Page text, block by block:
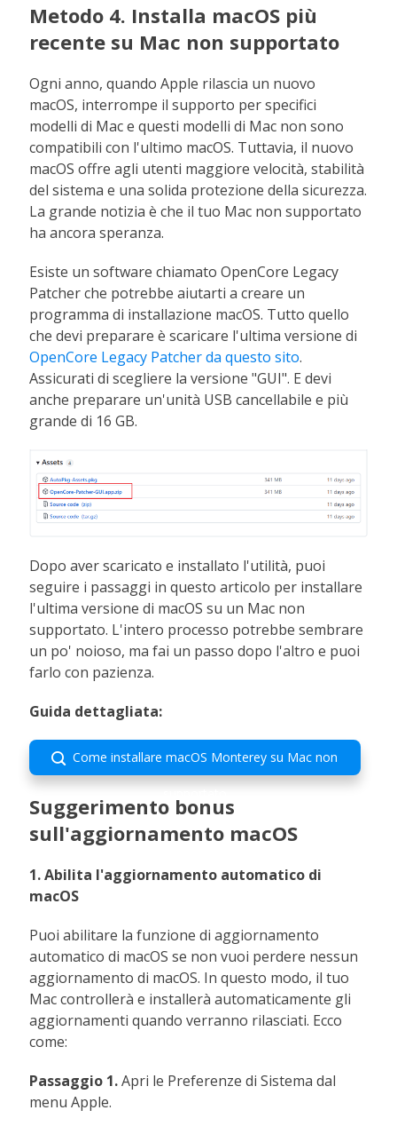
Metodo 4. Installa macOS più
recente su Mac non supportato
Ogni anno, quando Apple rilascia un nuovo
macOS, interrompe il supporto per specifici
modelli di Mac e questi modelli di Mac non sono
compatibili con l'ultimo macOS. Tuttavia, il nuovo
macOS offre agli utenti maggiore velocità, stabilità
del sistema e una solida protezione della sicurezza.
La grande notizia è che il tuo Mac non supportato
ha ancora speranza.
Esiste un software chiamato OpenCore Legacy
Patcher che potrebbe aiutarti a creare un
programma di installazione macOS. Tutto quello
che devi preparare è scaricare l'ultima versione di
OpenCore Legacy Patcher da questo sito.
Assicurati di scegliere la versione "GUI". E devi
anche preparare un'unità USB cancellabile e più
grande di 16 GB.
Dopo aver scaricato e installato l'utilità, puoi
seguire i passaggi in questo articolo per installare
l'ultima versione di macOS su un Mac non
supportato. L'intero processo potrebbe sembrare
un po' noioso, ma fai un passo dopo l'altro e puoi
farlo con pazienza.
Guida dettagliata:
 Come installare macOS Monterey su Mac non
Suggerimento bonus
sull'aggiornamento macOS
1. Abilita l'aggiornamento automatico di
macOS
Puoi abilitare la funzione di aggiornamento
automatico di macOS se non vuoi perdere nessun
aggiornamento di macOS. In questo modo, il tuo
Mac controllerà e installerà automaticamente gli
aggiornamenti quando verranno rilasciati. Ecco
come:
Passaggio 1.Apri le Preferenze di Sistema dal
menu Apple.